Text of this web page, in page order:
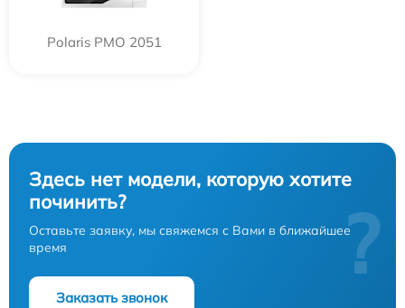
Polaris PMO 2051
Здесь нет модели, которую хотите
починить?
Оставьте заявку, мы свяжемся с Вами в ближайшее
время
Заказать звонок
?